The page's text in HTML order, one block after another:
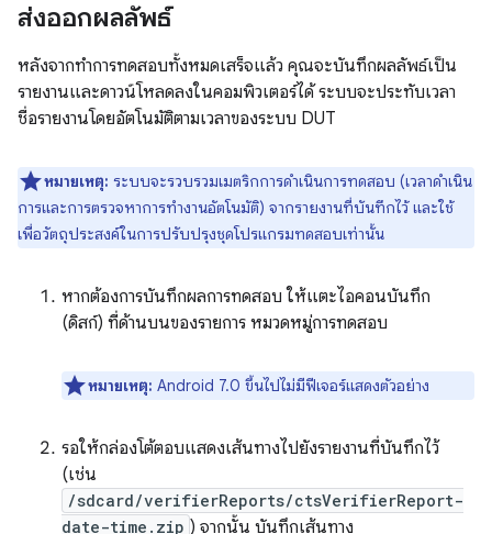
ส่งออกผลลัพธ์
หลังจากทำการทดสอบทั้งหมดเสร็จแล้ว คุณจะบันทึกผลลัพธ์เป็น
รายงานและดาวน์โหลดลงในคอมพิวเตอร์ได้ ระบบจะประทับเวลา
ชื่อรายงานโดยอัตโนมัติตามเวลาของระบบ DUT
หมายเหตุ: ระบบจะรวบรวมเมตริกการดำเนินการทดสอบ (เวลาดำเนิน
การและการตรวจหาการทำงานอัตโนมัติ) จากรายงานที่บันทึกไว้ และใช้
เพื่อวัตถุประสงค์ในการปรับปรุงชุดโปรแกรมทดสอบเท่านั้น
หากต้องการบันทึกผลการทดสอบ ให้แตะไอคอนบันทึก
(ดิสก์) ที่ด้านบนของรายการ หมวดหมู่การทดสอบ
หมายเหตุ: Android 7.0 ขึ้นไปไม่มีฟีเจอร์แสดงตัวอย่าง
รอให้กล่องโต้ตอบแสดงเส้นทางไปยังรายงานที่บันทึกไว้
(เช่น
/sdcard/verifierReports/ctsVerifierReport-
date-time.zip ) จากนั้น บันทึกเส้นทาง